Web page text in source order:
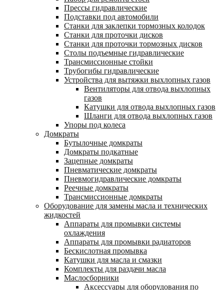
Прессы гидравлические
Подставки под автомобили
Станки для заклепки тормозных колодок
Станки для проточки дисков
Станки для проточки тормозных дисков
Столы подъемные гидравлические
Трансмиссионные стойки
Трубогибы гидравлические
Устройства для вытяжки выхлопных газов
Вентиляторы для отвода выхлопных
газов
Катушки для отвода выхлопных газов
Шланги для отвода выхлопных газов
Упоры под колеса
Домкраты
Бутылочные домкраты
Домкраты подкатные
Зацепные домкраты
Пневматические домкраты
Пневмогидравлические домкраты
Реечные домкраты
Трансмиссионные домкраты
Оборудование для замены масла и технических
жидкостей
Аппараты для промывки системы
охлаждения
Аппараты для промывки радиаторов
Бескислотная промывка
Катушки для масла и смазки
Комплекты для раздачи масла
Маслосборники
Аксессуары для оборудования по